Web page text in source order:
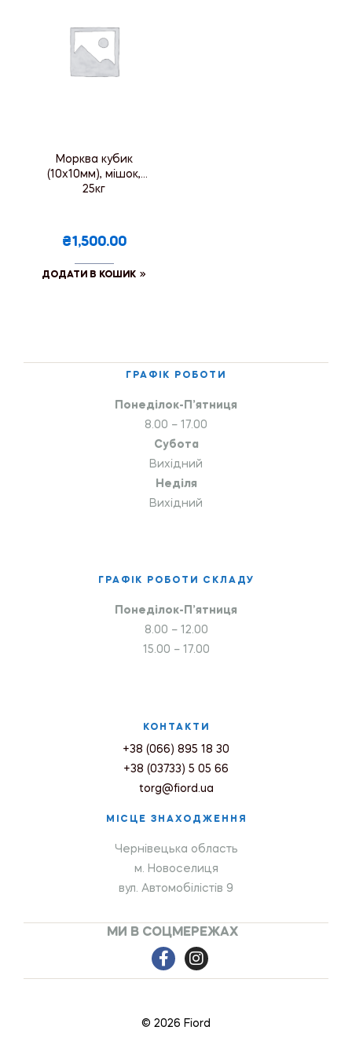
Морква кубик
(10х10мм), мішок,
25кг
₴1,500.00
ДОДАТИ В КОШИК
ГРАФІК РОБОТИ
Понеділок-П’ятниця
8.00 – 17.00
Субота
Вихідний
Неділя
Вихідний
ГРАФІК РОБОТИ СКЛАДУ
Понеділок-П’ятниця
8.00 – 12.00
15.00 – 17.00
КОНТАКТИ
+38 (066) 895 18 30
+38 (03733) 5 05 66
torg@fiord.ua
МІСЦЕ ЗНАХОДЖЕННЯ
Чернівецька область
м. Новоселиця
вул. Автомобілістів 9
МИ В СОЦМЕРЕЖАХ
© 2026 Fiord